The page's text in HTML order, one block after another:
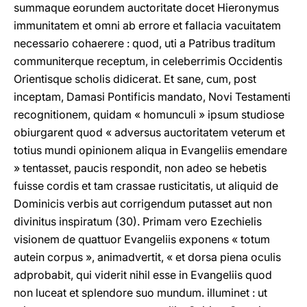
summaque eorundem auctoritate docet Hieronymus
immunitatem et omni ab errore et fallacia vacuitatem
necessario cohaerere : quod, uti a Patribus traditum
communiterque receptum, in celeberrimis Occidentis
Orientisque scholis didicerat. Et sane, cum, post
inceptam, Damasi Pontificis mandato, Novi Testamenti
recognitionem, quidam « homunculi » ipsum studiose
obiurgarent quod « adversus auctoritatem veterum et
totius mundi opinionem aliqua in Evangeliis emendare
» tentasset, paucis respondit, non adeo se hebetis
fuisse cordis et tam crassae rusticitatis, ut aliquid de
Dominicis verbis aut corrigendum putasset aut non
divinitus inspiratum (30). Primam vero Ezechielis
visionem de quattuor Evangeliis exponens « totum
autein corpus », animadvertit, « et dorsa piena oculis
adprobabit, qui viderit nihil esse in Evangeliis quod
non luceat et splendore suo mundum. illuminet : ut